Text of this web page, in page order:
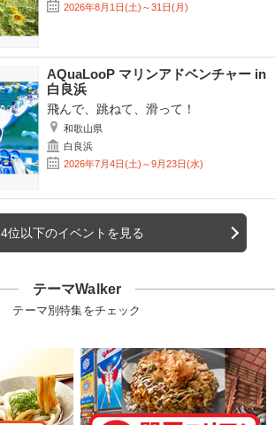
2026年8月1日(土)～31日(月)
AQuaLooP マリンアドベンチャー in
白良浜
飛んで、跳ねて、滑って！
和歌山県
白良浜
2026年7月4日(土)～9月23日(水)
4位以下のイベントを見る
テーマWalker
テーマ別特集をチェック